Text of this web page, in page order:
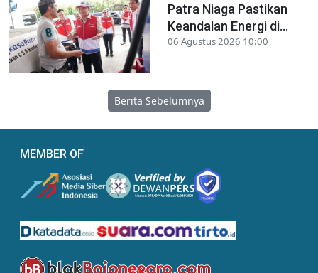
Patra Niaga Pastikan
Keandalan Energi di...
06 Agustus 2026 10:00
Berita Sebelumnya
MEMBER OF